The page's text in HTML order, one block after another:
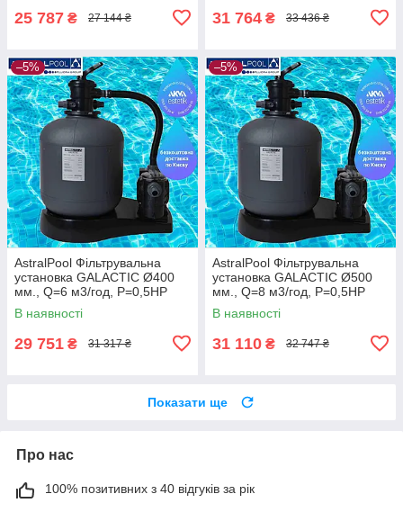
25 787 ₴ 27 144 ₴ 31 764 ₴ 33 436 ₴
–5%
AstralPool Фільтрувальна
установка GALACTIC Ø400
мм., Q=6 м3/год, Р=0,5НР
(Іспанія)
В наявності
29 751 ₴ 31 317 ₴
–5%
AstralPool Фільтрувальна
установка GALACTIC Ø500
мм., Q=8 м3/год, Р=0,5НР
(Іспанія)
В наявності
31 110 ₴ 32 747 ₴
Показати ще
Про нас
100% позитивних з 40 відгуків за рік